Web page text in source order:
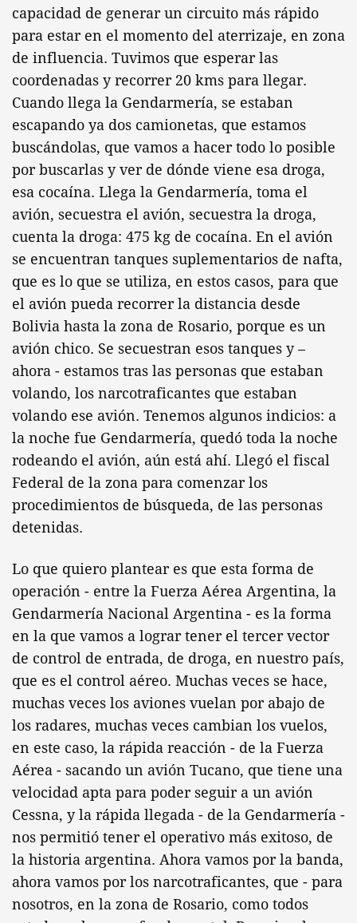
capacidad de generar un circuito más rápido
para estar en el momento del aterrizaje, en zona
de influencia. Tuvimos que esperar las
coordenadas y recorrer 20 kms para llegar.
Cuando llega la Gendarmería, se estaban
escapando ya dos camionetas, que estamos
buscándolas, que vamos a hacer todo lo posible
por buscarlas y ver de dónde viene esa droga,
esa cocaína. Llega la Gendarmería, toma el
avión, secuestra el avión, secuestra la droga,
cuenta la droga: 475 kg de cocaína. En el avión
se encuentran tanques suplementarios de nafta,
que es lo que se utiliza, en estos casos, para que
el avión pueda recorrer la distancia desde
Bolivia hasta la zona de Rosario, porque es un
avión chico. Se secuestran esos tanques y –
ahora - estamos tras las personas que estaban
volando, los narcotraficantes que estaban
volando ese avión. Tenemos algunos indicios: a
la noche fue Gendarmería, quedó toda la noche
rodeando el avión, aún está ahí. Llegó el fiscal
Federal de la zona para comenzar los
procedimientos de búsqueda, de las personas
detenidas.
Lo que quiero plantear es que esta forma de
operación - entre la Fuerza Aérea Argentina, la
Gendarmería Nacional Argentina - es la forma
en la que vamos a lograr tener el tercer vector
de control de entrada, de droga, en nuestro país,
que es el control aéreo. Muchas veces se hace,
muchas veces los aviones vuelan por abajo de
los radares, muchas veces cambian los vuelos,
en este caso, la rápida reacción - de la Fuerza
Aérea - sacando un avión Tucano, que tiene una
velocidad apta para poder seguir a un avión
Cessna, y la rápida llegada - de la Gendarmería -
nos permitió tener el operativo más exitoso, de
la historia argentina. Ahora vamos por la banda,
ahora vamos por los narcotraficantes, que - para
nosotros, en la zona de Rosario, como todos